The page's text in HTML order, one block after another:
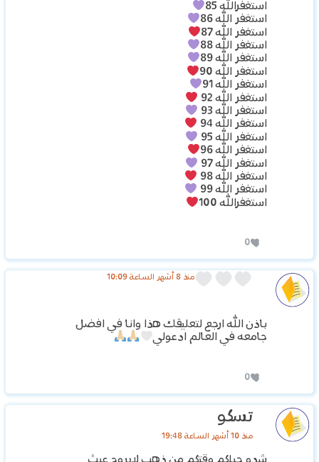
استغفرالله 85
استغفر الله 86
استغفر الله 87
استغفر الله 88
استغفر الله 89
استغفر الله 90
استغفر الله 91
استغفر الله 92
استغفر الله 93
استغفر الله 94
استغفر الله 95
استغفر الله 96
استغفر الله 97
استغفر الله 98
استغفر الله 99
استغفرالله 100
0
منذ 8 أشهر الساعة 10:09
باذن الله ارجع لتعليقك هذا وانا في افضل
جامعه في العالم ادعولي
0
تسكو
منذ 10 أشهر الساعة 19:48
شدو حيلكم وقتكم من ذهب لايروح عبث